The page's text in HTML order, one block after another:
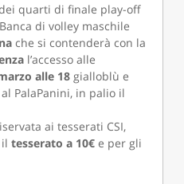
quarti di finale play-off
di volley maschile
che si contenderà con la
l’accesso alle
alle 18 gialloblù e
PalaPanini, in palio il
ai tesserati CSI,
iltesserato a 10€ e per gli